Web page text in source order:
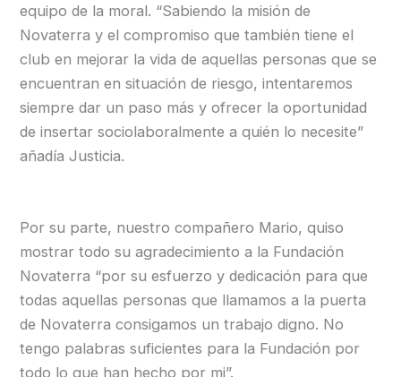
equipo de la moral. “Sabiendo la misión de
Novaterra y el compromiso que también tiene el
club en mejorar la vida de aquellas personas que se
encuentran en situación de riesgo, intentaremos
siempre dar un paso más y ofrecer la oportunidad
de insertar sociolaboralmente a quién lo necesite”
añadía Justicia.
Por su parte, nuestro compañero Mario, quiso
mostrar todo su agradecimiento a la Fundación
Novaterra “por su esfuerzo y dedicación para que
todas aquellas personas que llamamos a la puerta
de Novaterra consigamos un trabajo digno. No
tengo palabras suficientes para la Fundación por
todo lo que han hecho por mi”.